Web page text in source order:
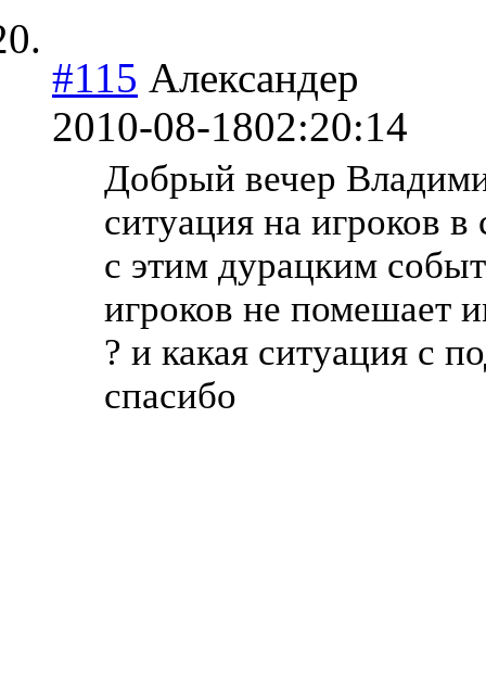
#115 Александер
2010-08-1802:20:14
Добрый вечер
ситуация на игроков в
с этим дурацким
игроков не помешает
? и какая ситуация с
спасибо